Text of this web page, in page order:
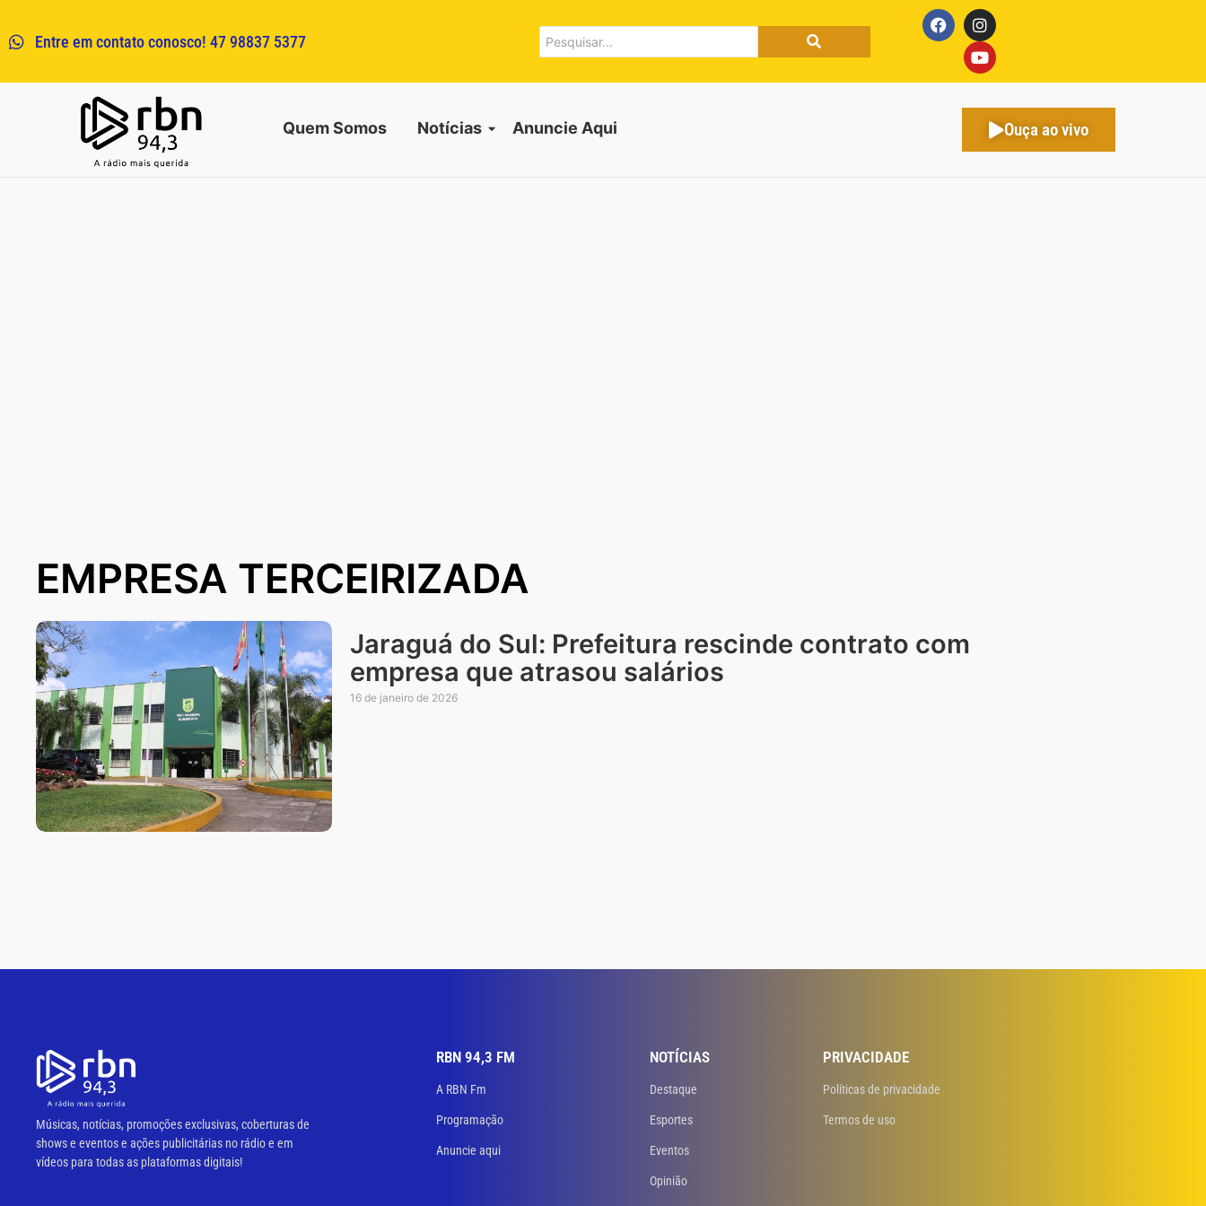
Entre em contato conosco! 47 98837 5377
Quem Somos Notícias Anuncie Aqui Ouça ao vivo
EMPRESA TERCEIRIZADA
Jaraguá do Sul: Prefeitura rescinde contrato com
empresa que atrasou salários
16 de janeiro de 2026
Músicas, notícias, promoções exclusivas, coberturas de
shows e eventos e ações publicitárias no rádio e em
vídeos para todas as plataformas digitais!
RBN 94,3 FM
A RBN Fm
Programação
Anuncie aqui
NOTÍCIAS
Destaque
Esportes
Eventos
Opinião
PRIVACIDADE
Políticas de privacidade
Termos de uso